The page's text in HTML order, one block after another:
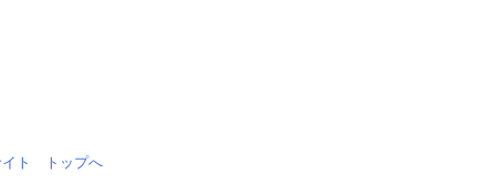
イト トップへ